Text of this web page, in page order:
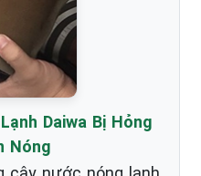
Daiwa Bị Hỏng
Nóng